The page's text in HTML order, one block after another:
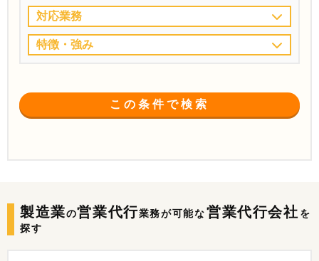
対応業務
特徴・強み
この条件で検索
製造業の営業代行業務が可能な営業代行会社 を
探す